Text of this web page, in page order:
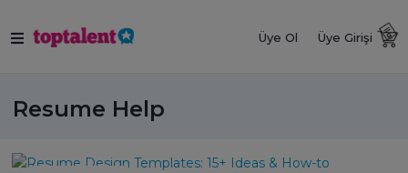
Üye Ol Üye Girişi
Resume Help